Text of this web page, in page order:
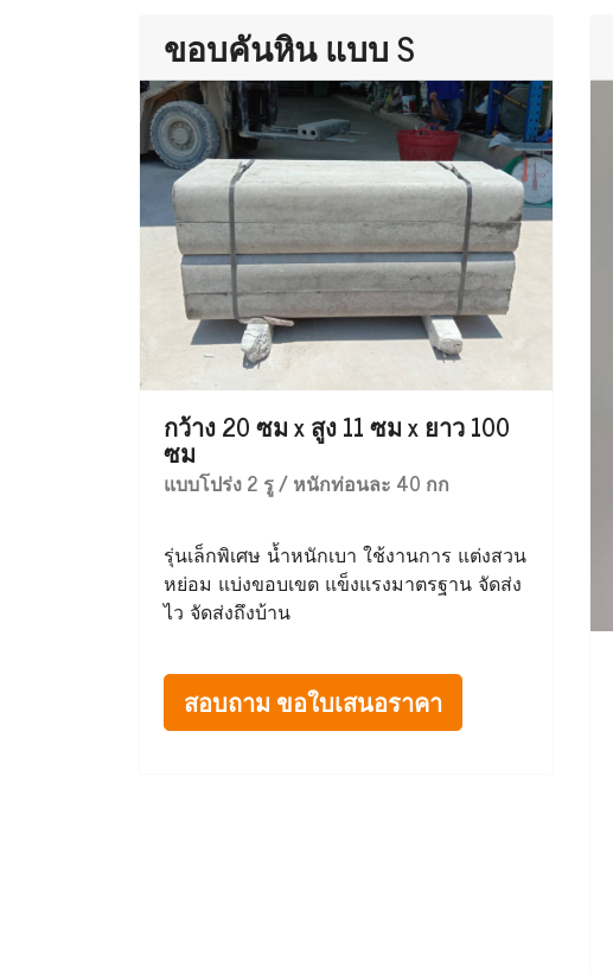
ขอบคันหิน แบบ S
กว้าง 20 ซม x สูง 11 ซม x ยาว 100
ซม
แบบโปร่ง 2 รู / หนักท่อนละ 40 กก
รุ่นเล็กพิเศษ น้ำหนักเบา ใช้งานการ แต่งสวน
หย่อม แบ่งขอบเขต แข็งแรงมาตรฐาน จัดส่ง
ไว จัดส่งถึงบ้าน
สอบถาม ขอใบเสนอราคา